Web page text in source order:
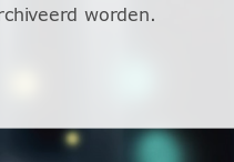
worden.